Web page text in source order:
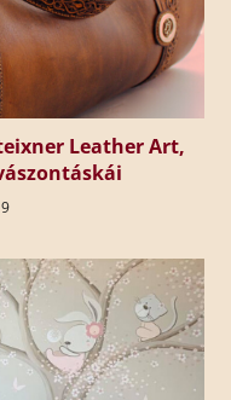
Leather Art,